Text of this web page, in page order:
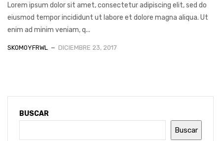
Lorem ipsum dolor sit amet, consectetur adipiscing elit, sed do
eiusmod tempor incididunt ut labore et dolore magna aliqua. Ut
enim ad minim veniam, q...
SK0M0YFRWL DICIEMBRE 23, 2017
BUSCAR
Buscar